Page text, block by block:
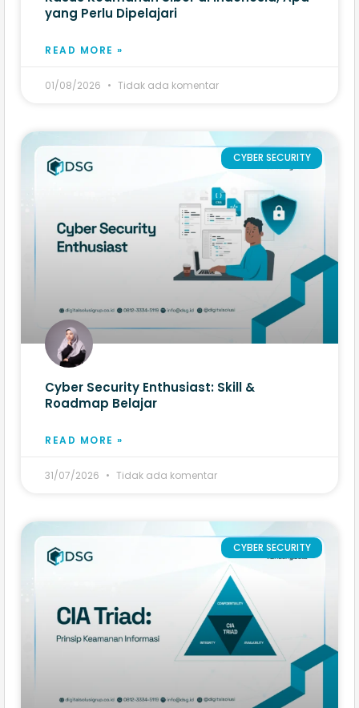
yang Perlu Dipelajari
READ MORE »
01/08/2026 Tidak ada komentar
CYBER SECURITY
Cyber Security Enthusiast: Skill &
Roadmap Belajar
READ MORE »
31/07/2026 Tidak ada komentar
CYBER SECURITY